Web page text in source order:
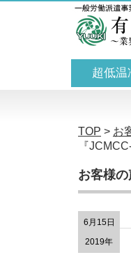
超低温
TOP > お
『
お客様の
6月15日
2019年